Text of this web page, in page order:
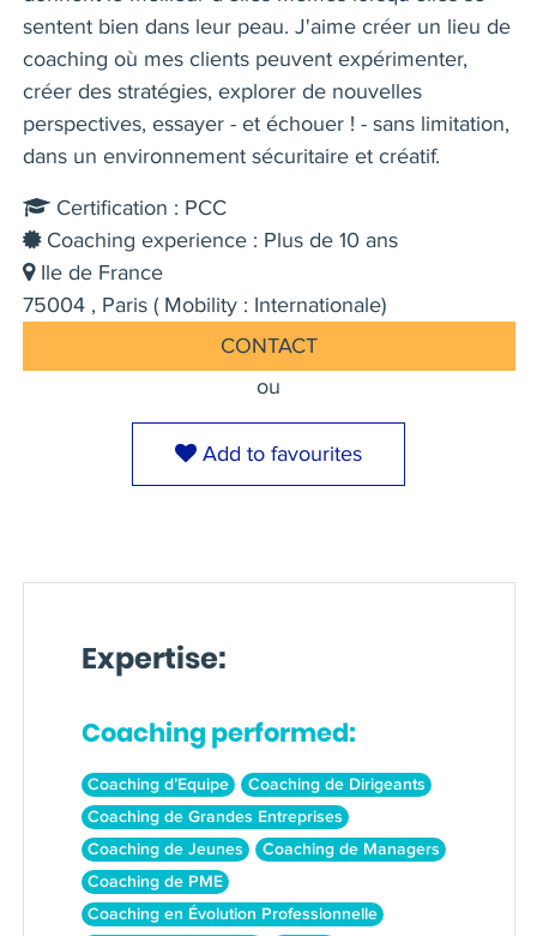
sentent bien dans leur peau. J'aime créer un lieu de
coaching où mes clients peuvent expérimenter,
créer des stratégies, explorer de nouvelles
perspectives, essayer - et échouer ! - sans limitation,
dans un environnement sécuritaire et créatif.
Certification : PCC
Coaching experience : Plus de 10 ans
Ile de France
75004 , Paris ( Mobility : Internationale)
CONTACT
ou
Add to favourites
Expertise:
Coaching performed:
Coaching d’Equipe
Coaching de Dirigeants
Coaching de Grandes Entreprises
Coaching de Jeunes
Coaching de Managers
Coaching de PME
Coaching en Évolution Professionnelle